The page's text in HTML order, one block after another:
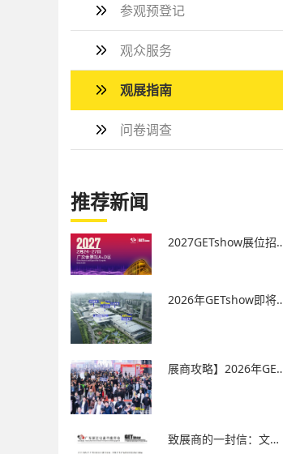
参观预登记
观众服务
观展指南
问卷调查
推荐新闻
2027GETshow展位招商正式
2026年GETshow即将震撼启
展商攻略】2026年
致展商的一封信：文明参展，尊重知识产权，共建绿色、安静国际商务平台！